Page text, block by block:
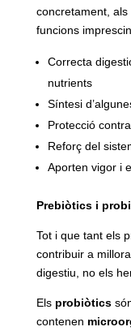
concretament,
funcions
Correcta
nutrients
Síntesi
Protecció
Reforç del
Aporten vigor i
Prebiòtics i
Tot i que tant els
contribuir a
digestiu, no els
Els probiòtics
contenen